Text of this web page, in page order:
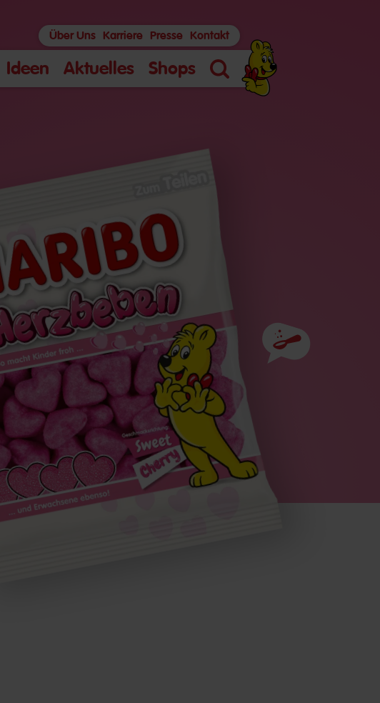
Ideen Aktuelles Shops
Suche
Über Uns Karriere Presse Kontakt
Zutaten